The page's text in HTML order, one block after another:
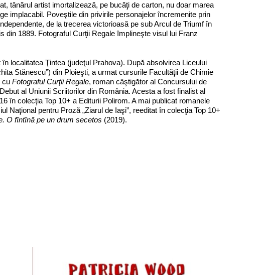
tânărul artist imortalizează, pe bucăţi de carton, nu doar marea
implacabil. Poveştile din privirile personajelor încremenite prin
de la trecerea victorioasă pe sub Arcul de Triumf în
din 1889. Fotograful Curţii Regale împlineşte visul lui Franz
localitatea Ţintea (judeţul Prahova). După absolvirea Liceului
Stănescu”) din Ploieşti, a urmat cursurile Facultăţii de Chimie
cuFotograful Curţii Regale, roman câştigător al Concursului de
al Uniunii Scriitorilor din România. Acesta a fost finalist al
în colecţia Top 10+ a Editurii Polirom. A mai publicat romanele
Naţional pentru Proză „Ziarul de Iaşi”, reeditat în colecţia Top 10+
O fîntînă pe un drum secetos (2019).